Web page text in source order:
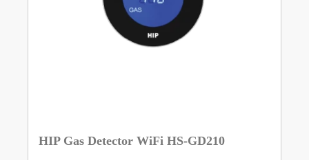
HIP Gas Detector WiFi HS-GD210